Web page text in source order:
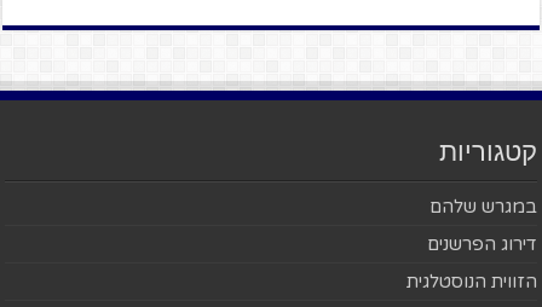
קטגוריות
במגרש שלהם
דירוג הפרשנים
הזווית הנוסטלגית